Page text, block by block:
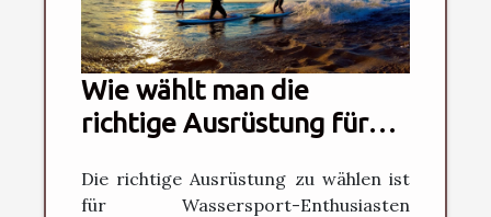
Wie wählt man die
richtige Ausrüstung für
Wingfoilen?
Die richtige Ausrüstung zu wählen ist
für Wassersport-Enthusiasten